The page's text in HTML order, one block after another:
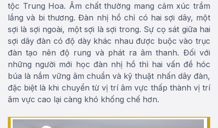
tộc Trung Hoa. Âm chất thường mang cảm xúc trầm
lắng và bi thương. Đàn nhị hồ chỉ có hai sợi dây, một
sợi là sợi ngoài, một sợi là sợi trong. Sự cọ sát giữa hai
sợi dây đàn có độ dày khác nhau được buộc vào trục
đàn tạo nên độ rung và phát ra âm thanh. Đối với
những người mới học đàn nhị hồ thì hai vấn đề hóc
búa là nắm vững âm chuẩn và kỹ thuật nhấn dây đàn,
đặc biệt là khi chuyển từ vị trí âm vực thấp thành vị trí
âm vực cao lại càng khó khống chế hơn.